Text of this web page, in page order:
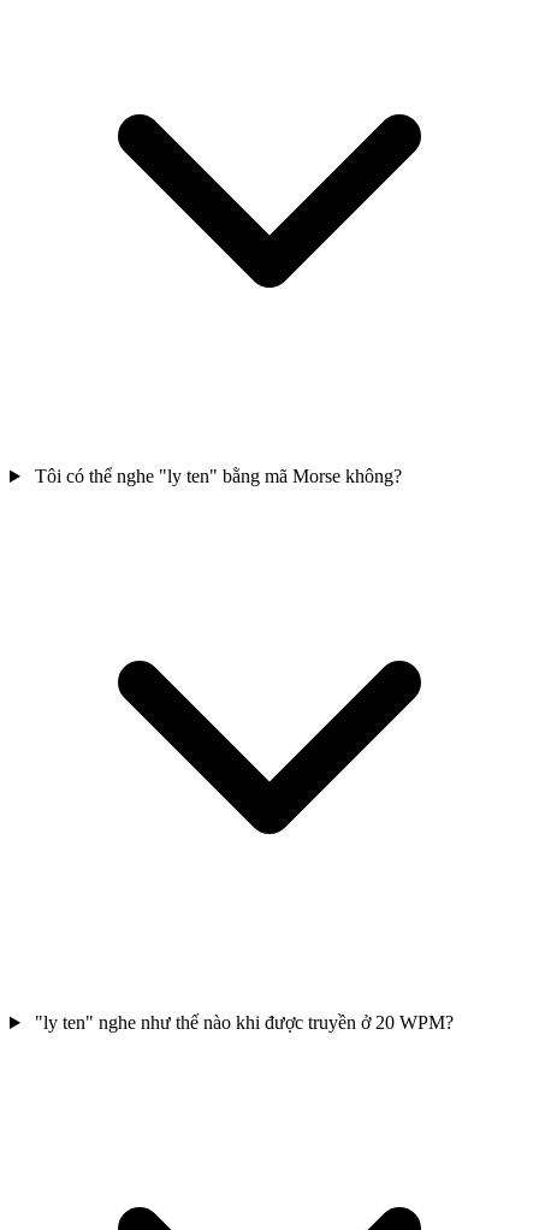
Tôi có thể nghe "ly ten" bằng mã Morse không?
"ly ten" nghe như thế nào khi được truyền ở 20 WPM?